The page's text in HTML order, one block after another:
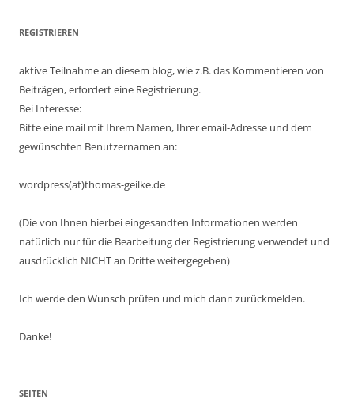
REGISTRIEREN
aktive Teilnahme an diesem blog, wie z.B. das Kommentieren von
Beiträgen, erfordert eine Registrierung.
Bei Interesse:
Bitte eine mail mit Ihrem Namen, Ihrer email-Adresse und dem
gewünschten Benutzernamen an:
wordpress(at)thomas-geilke.de
(Die von Ihnen hierbei eingesandten Informationen werden
natürlich nur für die Bearbeitung der Registrierung verwendet und
ausdrücklich NICHT an Dritte weitergegeben)
Ich werde den Wunsch prüfen und mich dann zurückmelden.
Danke!
SEITEN